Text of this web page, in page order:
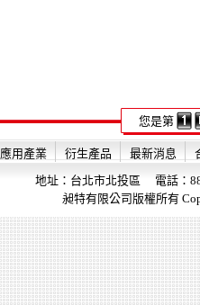
您是第
應用產業 衍生產品 最新消息
地址：台北市北投區 電話：
昶特有限公司版權所有